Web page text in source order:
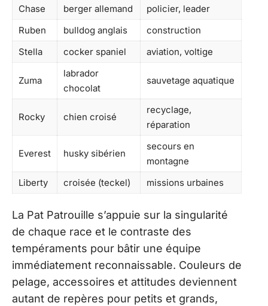
Chase
berger allemand
policier, leader
Ruben
bulldog anglais
construction
Stella
cocker spaniel aviation, voltige
Zuma
labrador
chocolat
sauvetage aquatique
Rocky chien croisé
recyclage,
réparation
Everest husky sibérien
secours en
montagne
Liberty
croisée (teckel) missions urbaines
La Pat Patrouille s’appuie sur la singularité
de chaque race et le contraste des
tempéraments pour bâtir une équipe
immédiatement reconnaissable. Couleurs de
pelage, accessoires et attitudes deviennent
autant de repères pour petits et grands,